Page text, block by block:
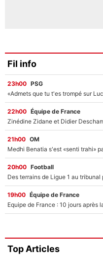
Fil info
23h00 PSG
22h00 Équipe de France
21h00 OM
20h00 Football
19h00 Équipe de France
Top Articles